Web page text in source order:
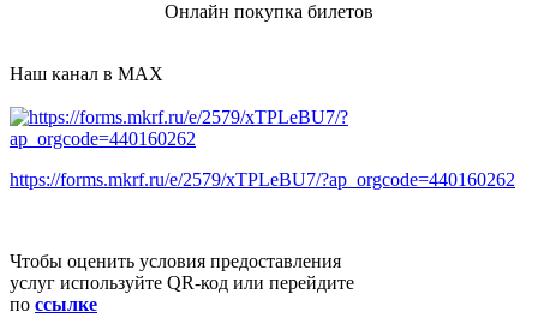
Онлайн покупка билетов
Наш канал в MAX
https://forms.mkrf.ru/e/2579/xTPLeBU7/?ap_orgcode=440160262
Чтобы оценить условия предоставления
услуг используйте QR-код или перейдите
по ссылке